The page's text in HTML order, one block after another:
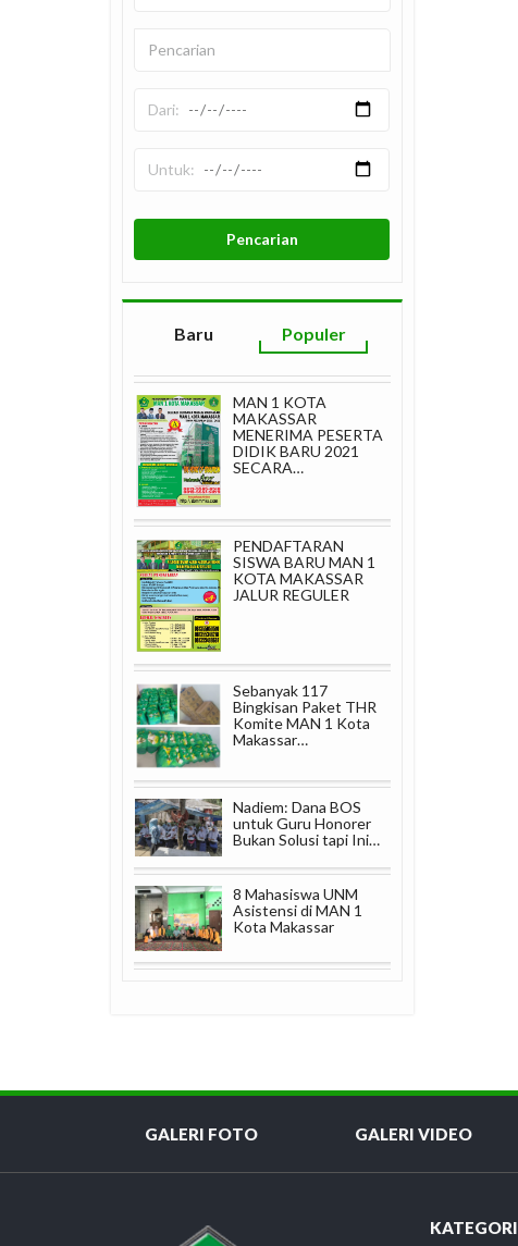
Baru Populer
MAN 1 KOTA
MAKASSAR
MENERIMA PESERTA
DIDIK BARU 2021
SECARA…
PENDAFTARAN
SISWA BARU MAN 1
KOTA MAKASSAR
JALUR REGULER
Sebanyak 117
Bingkisan Paket THR
Komite MAN 1 Kota
Makassar…
Nadiem: Dana BOS
untuk Guru Honorer
Bukan Solusi tapi Ini…
8 Mahasiswa UNM
Asistensi di MAN 1
Kota Makassar
GALERI FOTO GALERI VIDEO
KATEGORI